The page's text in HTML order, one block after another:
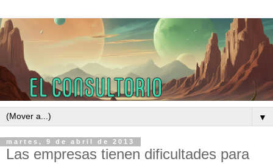
▼
martes, 9 de abril de 2013
Las empresas tienen dificultades para